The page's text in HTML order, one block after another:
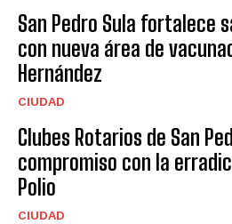
San Pedro Sula fortalece
con nueva área de
Hernández
CIUDAD
Clubes Rotarios de San
compromiso con la
Polio
CIUDAD